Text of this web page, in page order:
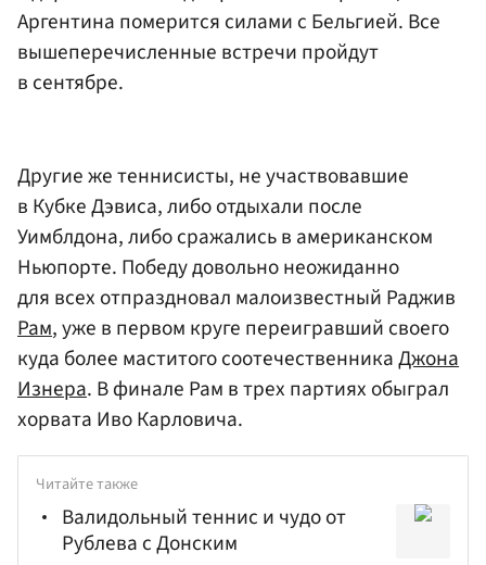
Аргентина померится силами с Бельгией. Все
вышеперечисленные встречи пройдут
в сентябре.
Другие же теннисисты, не участвовавшие
в Кубке Дэвиса, либо отдыхали после
Уимблдона, либо сражались в американском
Ньюпорте. Победу довольно неожиданно
для всех отпраздновал малоизвестный Раджив
Рам, уже в первом круге переигравший своего
куда более маститого соотечественникаДжона
Изнера. В финале Рам в трех партиях обыграл
хорвата Иво Карловича.
Читайте также
Валидольный теннис и чудо от
Рублева с Донским